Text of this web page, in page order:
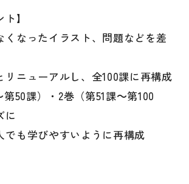
】
くなったイラスト、問題などを差
リニューアルし、全100課に再構成
第50課）・2巻（第51課～第100
に
でも学びやすいように再構成